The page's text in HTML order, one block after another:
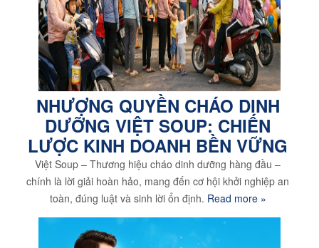
NHƯỢNG QUYỀN CHÁO DINH
DƯỠNG VIỆT SOUP: CHIẾN
LƯỢC KINH DOANH BỀN VỮNG
Việt Soup – Thương hiệu cháo dinh dưỡng hàng đầu –
chính là lời giải hoàn hảo, mang đến cơ hội khởi nghiệp an
toàn, đúng luật và sinh lời ổn định. Read more »